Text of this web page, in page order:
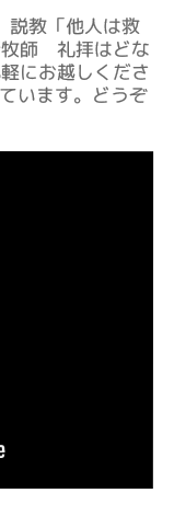
教「他人は救
牧師 礼拝はどな
にお越しくださ
います。どうぞ